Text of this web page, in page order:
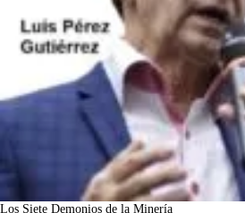
Los Siete Demonios de la Minería